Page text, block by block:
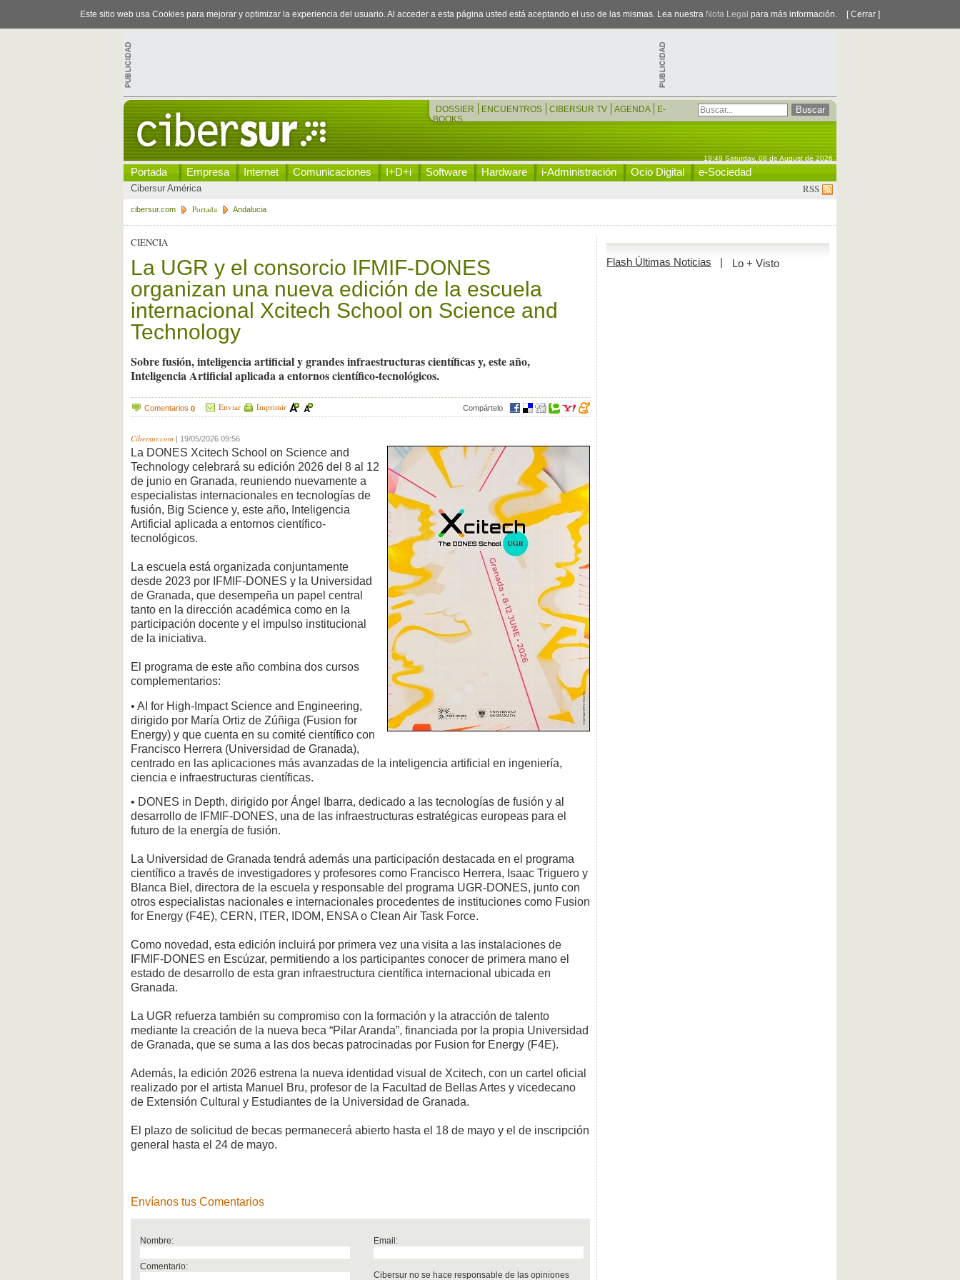
Este sitio web usa Cookies para mejorar y optimizar la experiencia del usuario. Al acceder a esta página usted está aceptando el uso de las mismas. Lea nuestra Nota Legal para más información. [ Cerrar ]
DOSSIER ENCUENTROS CIBERSUR TV AGENDA
E-
BOOKS
19:49 Saturday, 08 de August de 2026
Portada Empresa Internet Comunicaciones I+D+i Software Hardware i-Administración Ocio Digital e-Sociedad
Cibersur América RSS
cibersur.com Portada Andalucia
CIENCIA
La UGR y el consorcio IFMIF-DONES
organizan una nueva edición de la escuela
internacional Xcitech School on Science and
Technology
Sobre fusión, inteligencia artificial y grandes infraestructuras científicas y, este año,
Inteligencia Artificial aplicada a entornos científico-tecnológicos.
Comentarios 0 Enviar Imprimir Compártelo
Cibersur.com 19/05/2026 09:56
La DONES Xcitech School on Science and
Technology celebrará su edición 2026 del 8 al 12
de junio en Granada, reuniendo nuevamente a
especialistas internacionales en tecnologías de
fusión, Big Science y, este año, Inteligencia
Artificial aplicada a entornos científico-
tecnológicos.
La escuela está organizada conjuntamente
desde 2023 por IFMIF-DONES y la Universidad
de Granada, que desempeña un papel central
tanto en la dirección académica como en la
participación docente y el impulso institucional
de la iniciativa.
El programa de este año combina dos cursos
complementarios:
• AI for High-Impact Science and Engineering,
dirigido por María Ortiz de Zúñiga (Fusion for
Energy) y que cuenta en su comité científico con
Francisco Herrera (Universidad de Granada),
centrado en las aplicaciones más avanzadas de la inteligencia artificial en ingeniería,
ciencia e infraestructuras científicas.
• DONES in Depth, dirigido por Ángel Ibarra, dedicado a las tecnologías de fusión y al
desarrollo de IFMIF-DONES, una de las infraestructuras estratégicas europeas para el
futuro de la energía de fusión.
La Universidad de Granada tendrá además una participación destacada en el programa
científico a través de investigadores y profesores como Francisco Herrera, Isaac Triguero y
Blanca Biel, directora de la escuela y responsable del programa UGR-DONES, junto con
otros especialistas nacionales e internacionales procedentes de instituciones como Fusion
for Energy (F4E), CERN, ITER, IDOM, ENSA o Clean Air Task Force.
Como novedad, esta edición incluirá por primera vez una visita a las instalaciones de
IFMIF-DONES en Escúzar, permitiendo a los participantes conocer de primera mano el
estado de desarrollo de esta gran infraestructura científica internacional ubicada en
Granada.
La UGR refuerza también su compromiso con la formación y la atracción de talento
mediante la creación de la nueva beca “Pilar Aranda”, financiada por la propia Universidad
de Granada, que se suma a las dos becas patrocinadas por Fusion for Energy (F4E).
Además, la edición 2026 estrena la nueva identidad visual de Xcitech, con un cartel oficial
realizado por el artista Manuel Bru, profesor de la Facultad de Bellas Artes y vicedecano
de Extensión Cultural y Estudiantes de la Universidad de Granada.
El plazo de solicitud de becas permanecerá abierto hasta el 18 de mayo y el de inscripción
general hasta el 24 de mayo.
Envíanos tus Comentarios
Nombre: Email:
Comentario:
Cibersur no se hace responsable de las opiniones
Flash Últimas Noticias | Lo + Visto